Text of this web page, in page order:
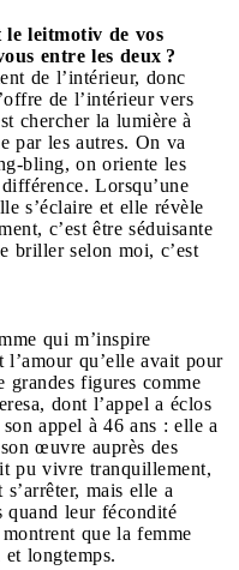
leitmotiv de vos
entre les deux ?
de l’intérieur, donc
de l’intérieur vers
chercher la lumière à
par les autres. On va
bling, on oriente les
Lorsqu’une
s’éclaire et elle révèle
c’est être séduisante
briller selon moi, c’est
qui m’inspire
qu’elle avait pour
grandes figures comme
dont l’appel a éclos
appel à 46 ans : elle a
œuvre auprès des
pu vivre tranquillement,
mais elle a
quand leur fécondité
que la femme
longtemps.